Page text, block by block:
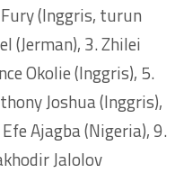
(Inggris, turun
(Jerman), 3. Zhilei
Okolie (Inggris), 5.
Joshua (Inggris),
Ajagba (Nigeria), 9.
Jalolov